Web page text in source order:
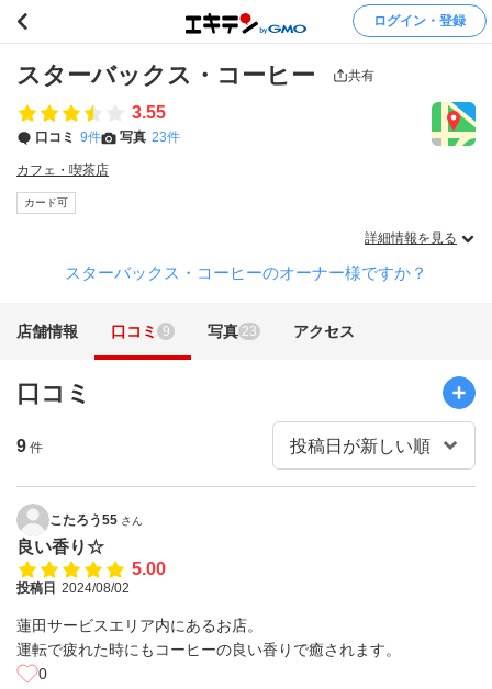
ログイン・登録
スターバックス・コーヒー 共有
3.55
口コミ 9件 写真 23件
カフェ・喫茶店
カード可
詳細情報を見る
スターバックス・コーヒーのオーナー様ですか？
店舗情報 口コミ 9 写真 23 アクセス
口コミ
9 件
こたろう55 さん
良い香り☆
5.00
投稿日 2024/08/02
蓮田サービスエリア内にあるお店。
運転で疲れた時にもコーヒーの良い香りで癒されます。
0